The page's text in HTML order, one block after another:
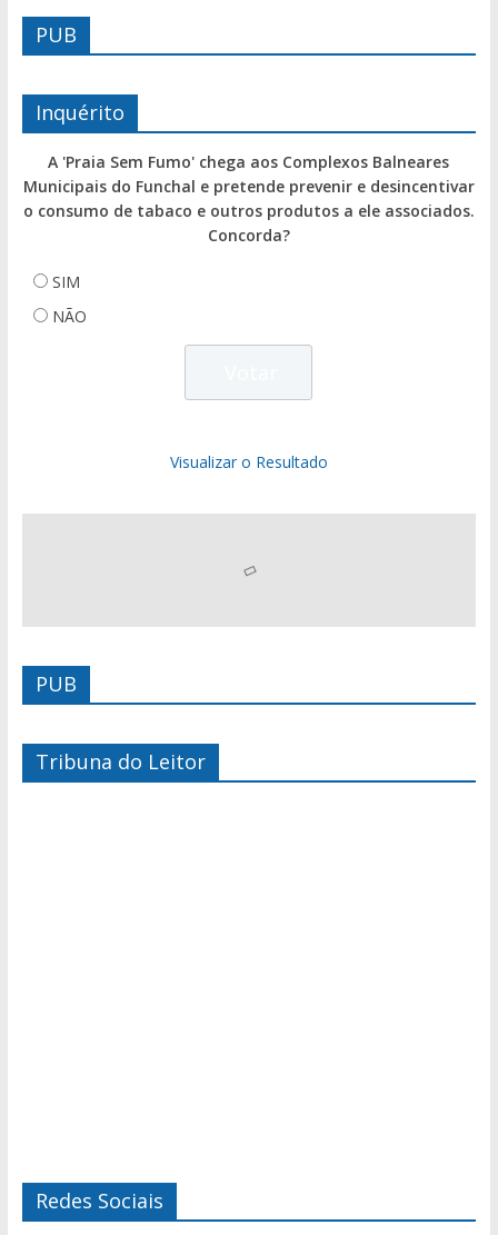
PUB
Inquérito
A 'Praia Sem Fumo' chega aos Complexos Balneares
Municipais do Funchal e pretende prevenir e desincentivar
o consumo de tabaco e outros produtos a ele associados.
Concorda?
SIM
NÃO
Visualizar o Resultado
PUB
Tribuna do Leitor
Redes Sociais